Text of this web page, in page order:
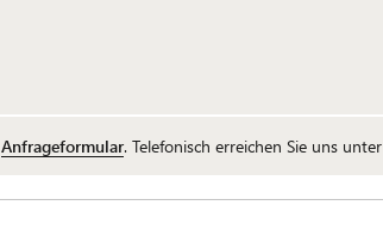
Anfrageformular. Telefonisch erreichen Sie uns unter